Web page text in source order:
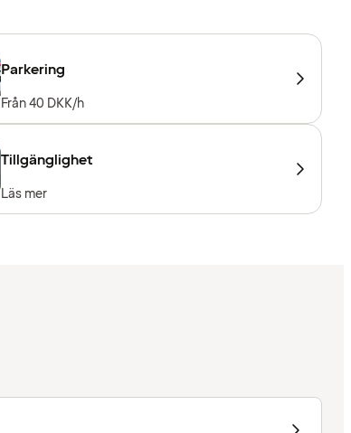
Parkering
Från 40 DKK/h
Tillgänglighet
Läs mer